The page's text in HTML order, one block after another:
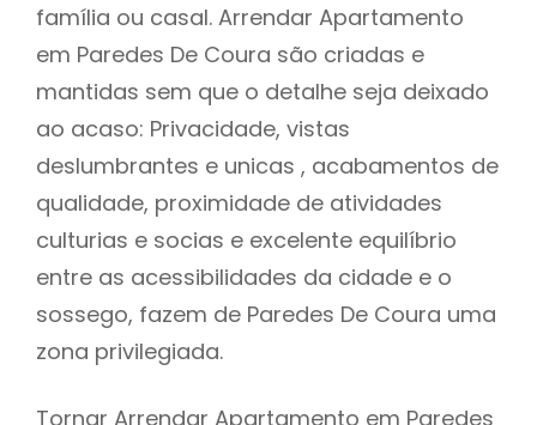
família ou casal. Arrendar Apartamento
em Paredes De Coura são criadas e
mantidas sem que o detalhe seja deixado
ao acaso: Privacidade, vistas
deslumbrantes e unicas , acabamentos de
qualidade, proximidade de atividades
culturias e socias e excelente equilíbrio
entre as acessibilidades da cidade e o
sossego, fazem de Paredes De Coura uma
zona privilegiada.
Tornar Arrendar Apartamento em Paredes